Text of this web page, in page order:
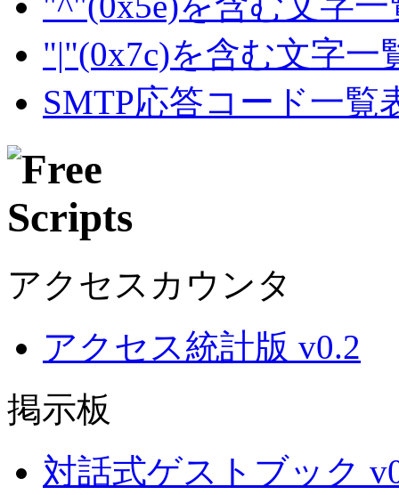
"|"(0x7c)を含む文字一
SMTP応答コード一覧
アクセスカウンタ
アクセス統計版 v0.2
掲示板
対話式ゲストブック